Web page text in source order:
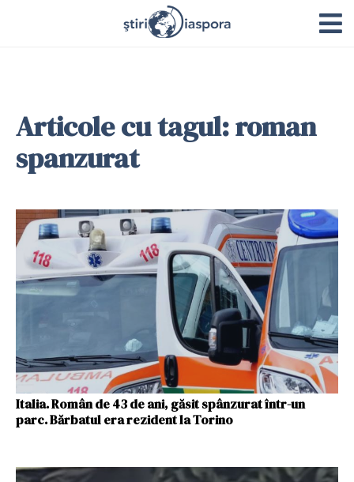
Articole cu tagul: roman
spanzurat
Italia. Român de 43 de ani, găsit spânzurat într-un
parc. Bărbatul era rezident la Torino